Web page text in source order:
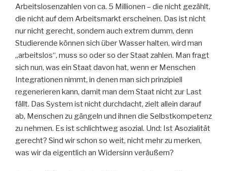
Arbeitslosenzahlen von ca. 5 Millionen – die nicht gezählt,
die nicht auf dem Arbeitsmarkt erscheinen. Das ist nicht
nur nicht gerecht, sondern auch extrem dumm, denn
Studierende können sich über Wasser halten, wird man
„arbeitslos“, muss so oder so der Staat zahlen. Man fragt
sich nun, was ein Staat davon hat, wenn er Menschen
Integrationen nimmt, in denen man sich prinzipiell
regenerieren kann, damit man dem Staat nicht zur Last
fällt. Das System ist nicht durchdacht, zielt allein darauf
ab, Menschen zu gängeln und ihnen die Selbstkompetenz
zu nehmen. Es ist schlichtweg asozial. Und: Ist Asozialität
gerecht? Sind wir schon so weit, nicht mehr zu merken,
was wir da eigentlich an Widersinn veräußern?